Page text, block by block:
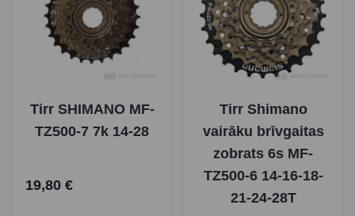
Tirr SHIMANO MF-
TZ500-7 7k 14-28
19,80 €
Tirr Shimano
vairāku brīvgaitas
zobrats 6s MF-
TZ500-6 14-16-18-
21-24-28T